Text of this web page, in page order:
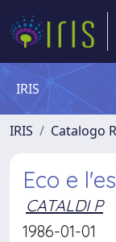
IRIS
IRIS Catalogo
Eco e
CATALDI P
1986-01-01